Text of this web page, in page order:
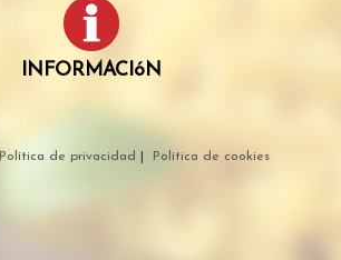
INFORMACIóN
Política de privacidad Política de cookies